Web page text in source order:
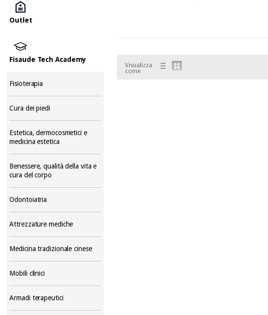
Outlet
Fisaude Tech Academy
Fisioterapia
Cura dei piedi
Estetica, dermocosmetici e
medicina estetica
Benessere, qualità della vita e
cura del corpo
Odontoiatria
Attrezzature mediche
Medicina tradizionale cinese
Mobili clinici
Armadi terapeutici
Visualizza
come